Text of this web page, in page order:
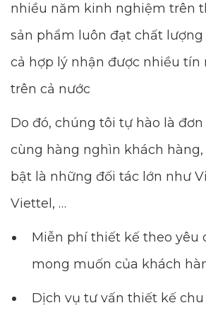
nhiều năm kinh nghiệm trên
sản phẩm luôn đạt chất lượng
cả hợp lý nhận được nhiều tín
trên cả nước
Do đó, chúng tôi tự hào là
cùng hàng nghìn khách
bật là những đối tác lớn như
Viettel, …
Miễn phí thiết kế theo yêu
mong muốn của khách
Dịch vụ tư vấn thiết kế